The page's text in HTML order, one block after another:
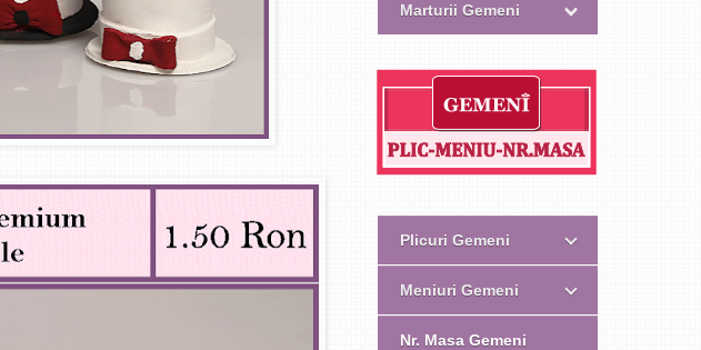
Marturii Gemeni
Plicuri Gemeni
Meniuri Gemeni
Nr. Masa Gemeni